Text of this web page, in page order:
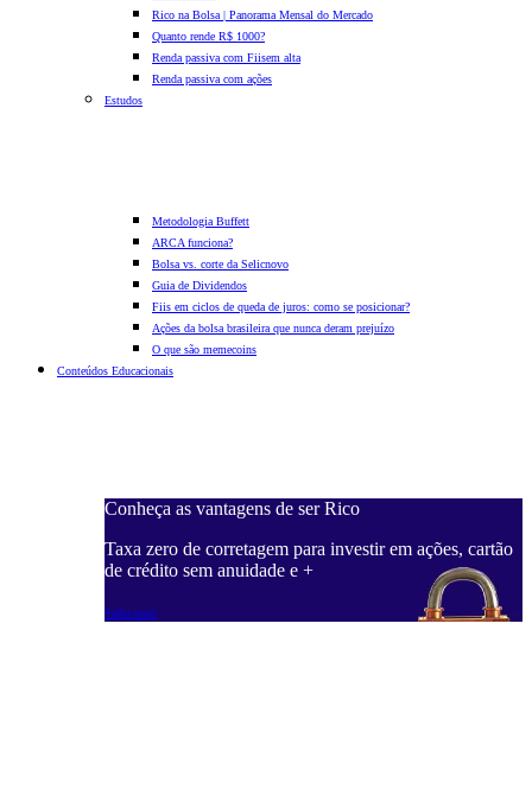
Rico na Bolsa | Panorama Mensal do Mercado
Quanto rende R$ 1000?
Renda passiva com Fiisem alta
Renda passiva com ações
Estudos
Metodologia Buffett
ARCA funciona?
Bolsa vs. corte da Selicnovo
Guia de Dividendos
Fiis em ciclos de queda de juros: como se posicionar?
Ações da bolsa brasileira que nunca deram prejuízo
O que são memecoins
Conteúdos Educacionais
Conheça as vantagens de ser Rico
Taxa zero de corretagem para investir em ações, cartão
de crédito sem anuidade e +
Saiba mais